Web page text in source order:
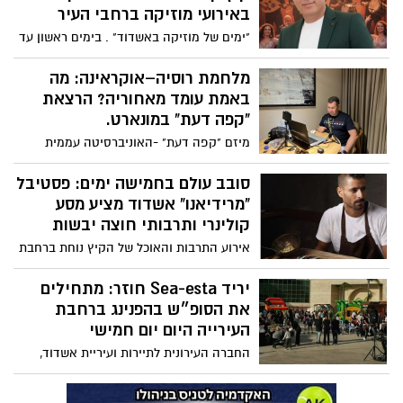
הסרט.
באירועי מוזיקה ברחבי העיר
"ימים של מוזיקה באשדוד" . בימים ראשון עד
חמישי, 21-25 ביוני 2026 ייערכו מופעים שונים
ברחבי העיר אשדוד.
מלחמת רוסיה–אוקראינה: מה
באמת עומד מאחוריה? הרצאת
"קפה דעת" במונארט.
מיזם "קפה דעת" -האוניברסיטה עממית
חינמית מזמין אתכם ביום חמישי, 11 ביוני 2026
למפגש שיחל בשעה 09:30 עם יבגניה לובסקי,
שתספר אדות "אומנות בחיים שלי". לובסקי
היא אמנית יוצרת שעלתה מברית המועצות
לשעבר בשנות התשעים, והביאה עמה עולם
פנימי עשיר, זיכרונות חיים, רגישות אנושית
סובב עולם בחמישה ימים: פסטיבל
"מרידיאנו" אשדוד מציע מסע
קולינרי ותרבותי חוצה יבשות
אירוע התרבות והאוכל של הקיץ נוחת ברחבת
המשכן לאמנויות הבמה באשדוד לחגיגה
בינלאומית של טעמים, צבעים וצלילים.
השפים המובילים בישראל – מושיק רוט,
ישראל אהרוני, אבי ביטון ויחי ז'נו ("פסקדו")
מיטב דוכני קולינריה נוספים ודוכני אווירה
מרחבי הגלובוס, יריד אמנות ומוזיקה
בינלאומית. בואו רעבים, הכי רעבים!
יריד Sea-esta חוזר: מתחילים
את הסופ״ש בהפנינג ברחבת
העירייה היום יום חמישי
החברה העירונית לתיירות ועיריית אשדוד,
בשיתוף קניון סימול, ממשיכות ביריד החודשי
שהתחיל בחודש שעבר בהצלחה גדולה